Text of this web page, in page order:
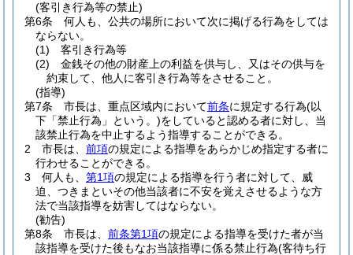
(客引き行為等の禁止)
第6条
何人も、公共の場所において次に掲げる行為をしては
ならない。
(1)
客引き行為等
(2)
金銭その他の財産上の利益を供与し、又はその供与を
約束して、他人に客引き行為等をさせること。
(指導)
第7条
市長は、重点区域内において前条に規定する行為(以
下「禁止行為」という。)をしていると認める者に対し、当
該禁止行為を中止するよう指導することができる。
2
市長は、 前項の規定による指導をあらかじめ指定する者に
行わせることができる。
3
何人も、 第1項の規定による指導を行う者に対して、威
迫、つきまといその他当該者に不安を覚えさせるような方
法で当該指導を妨害してはならない。
(勧告)
第8条
市長は、 前条第1項の規定による指導を受けた者が当
該指導を受けた後もなお当該指導に係る禁止行為(客待ち行